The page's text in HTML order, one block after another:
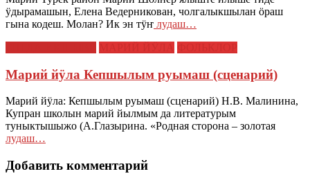
ӱдырамашын, Елена Ведерникован, чолгалыкшылан ӧраш
гына кодеш. Молан? Ик эн тӱҥ лудаш…
Марий йӱла Кепшылым руымаш (сценарий)
Марий йӱла: Кепшылым руымаш (сценарий) Н.В. Малинина,
Купран школын марий йылмым да литературым
туныктышыжо (А.Глазырина. «Родная сторона – золотая
лудаш…
Добавить комментарий